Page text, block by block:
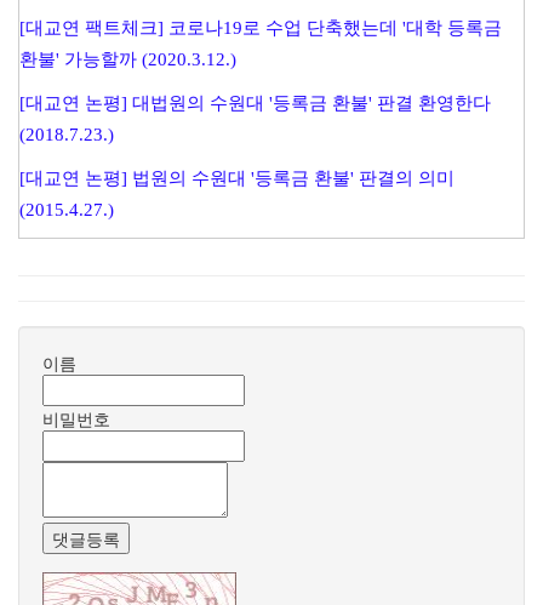
[대교연 팩트체크] 코로나19로 수업 단축했는데 '대학 등록금
환불' 가능할까 (2020.3.12.)
[대교연 논평] 대법원의 수원대 '등록금 환불' 판결 환영한다
(2018.7.23.)
[대교연 논평] 법원의 수원대 '등록금 환불' 판결의 의미
(2015.4.27.)
이름
비밀번호
댓글등록